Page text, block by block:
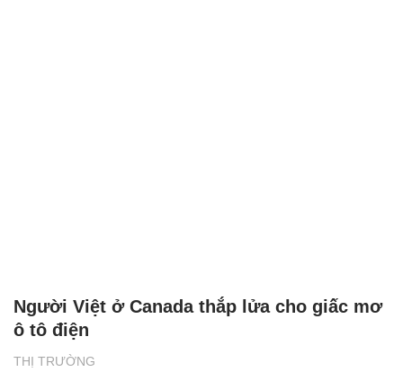
THỊ TRƯỜNG
Người Việt ở Canada thắp lửa cho giấc mơ
ô tô điện